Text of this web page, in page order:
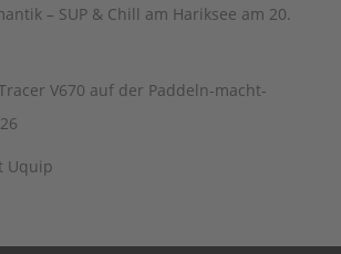
– SUP & Chill am Hariksee am 20.
V670 auf der Paddeln-macht-
Uquip